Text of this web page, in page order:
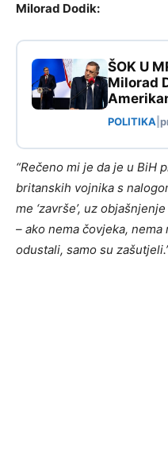
Milorad Dodik:
ŠOK U
Milorad
POLITIKA
“Rečeno mi je da je u BiH
britanskih vojnika s
me ‘završe’, uz
– ako nema čovjeka,
odustali, samo su